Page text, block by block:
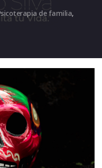
de familia,